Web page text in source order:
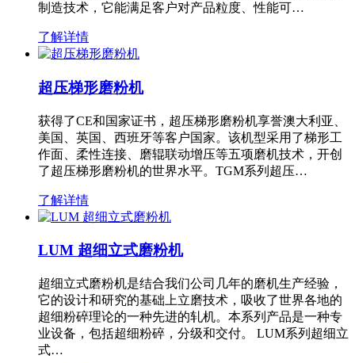
制造技术，它能满足客户对产品粒度、性能可…
了解详情
超压梯形磨粉机
获得了CE和国家证书，超压梯形磨粉机享誉澳大利亚、
美国、英国、西班牙等客户国家。该机型采用了梯形工
作面、柔性连接、磨辊联动增压等五项磨机技术，开创
了超压梯形磨粉机的世界水平。TGM系列超压…
了解详情
LUM 超细立式磨粉机
超细立式磨粉机是结合我们公司几年的磨机生产经验，
它的设计和研究的基础上立磨技术，吸收了世界各地的
超细粉碎理论的一种先进的轧机。本系列产品是一种专
业设备，包括超细粉碎，分级和交付。 LUM系列超细立
式…